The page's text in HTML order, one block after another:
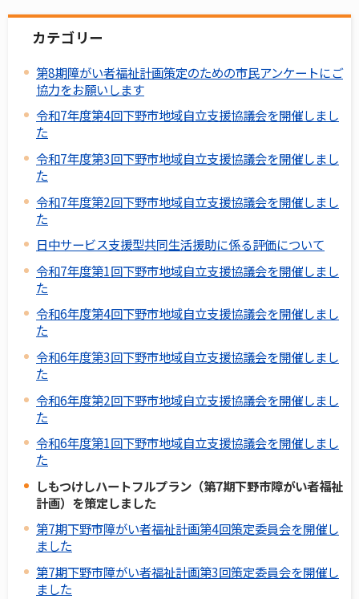
カテゴリー
第8期障がい者福祉計画策定のための市民アンケートにご
協力をお願いします
令和7年度第4回下野市地域自立支援協議会を開催しまし
た
令和7年度第3回下野市地域自立支援協議会を開催しまし
た
令和7年度第2回下野市地域自立支援協議会を開催しまし
た
日中サービス支援型共同生活援助に係る評価について
令和7年度第1回下野市地域自立支援協議会を開催しまし
た
令和6年度第4回下野市地域自立支援協議会を開催しまし
た
令和6年度第3回下野市地域自立支援協議会を開催しまし
た
令和6年度第2回下野市地域自立支援協議会を開催しまし
た
令和6年度第1回下野市地域自立支援協議会を開催しまし
た
しもつけしハートフルプラン（第7期下野市障がい者福祉
計画）を策定しました
第7期下野市障がい者福祉計画第4回策定委員会を開催し
ました
第7期下野市障がい者福祉計画第3回策定委員会を開催し
ました